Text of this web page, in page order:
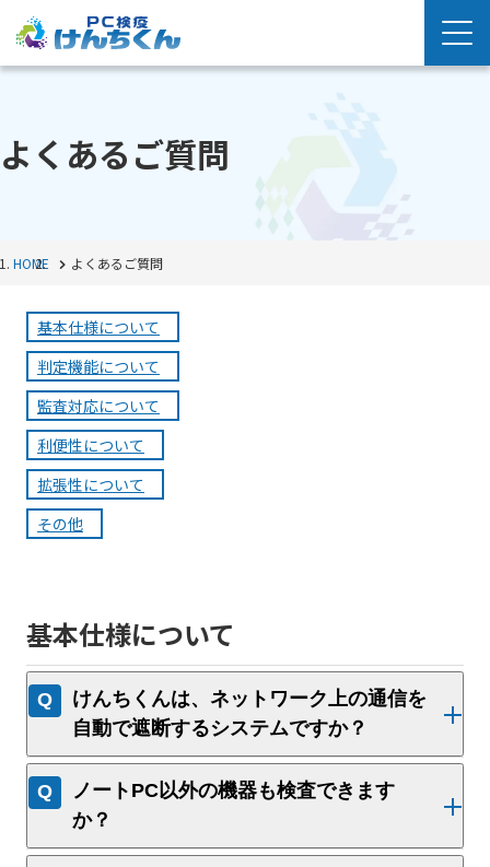
よくあるご質問
HOME よくあるご質問
基本仕様について
判定機能について
監査対応について
利便性について
拡張性について
その他
基本仕様について
けんちくんは、ネットワーク上の通信を
自動で遮断するシステムですか？
ノートPC以外の機器も検査できます
か？